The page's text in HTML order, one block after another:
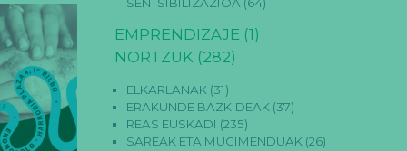
EMPRENDIZAJE(1)
NORTZUK(282)
ELKARLANAK (31)
ERAKUNDE BAZKIDEAK (37)
REAS EUSKADI (235)
SAREAK ETA MUGIMENDUAK (26)